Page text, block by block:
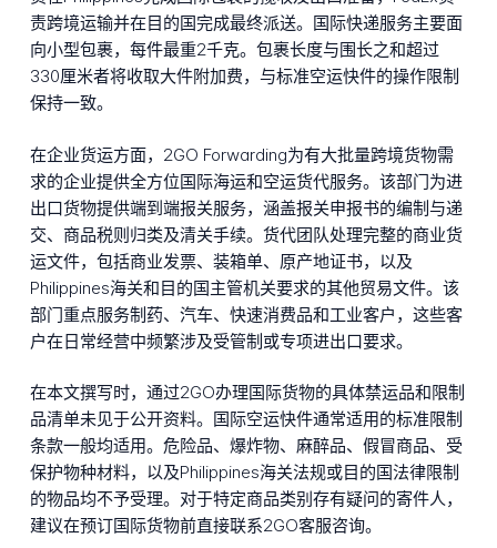
责跨境运输并在目的国完成最终派送。国际快递服务主要面
向小型包裹，每件最重2千克。包裹长度与围长之和超过
330厘米者将收取大件附加费，与标准空运快件的操作限制
保持一致。
在企业货运方面，2GO Forwarding为有大批量跨境货物需
求的企业提供全方位国际海运和空运货代服务。该部门为进
出口货物提供端到端报关服务，涵盖报关申报书的编制与递
交、商品税则归类及清关手续。货代团队处理完整的商业货
运文件，包括商业发票、装箱单、原产地证书，以及
Philippines海关和目的国主管机关要求的其他贸易文件。该
部门重点服务制药、汽车、快速消费品和工业客户，这些客
户在日常经营中频繁涉及受管制或专项进出口要求。
在本文撰写时，通过2GO办理国际货物的具体禁运品和限制
品清单未见于公开资料。国际空运快件通常适用的标准限制
条款一般均适用。危险品、爆炸物、麻醉品、假冒商品、受
保护物种材料，以及Philippines海关法规或目的国法律限制
的物品均不予受理。对于特定商品类别存有疑问的寄件人，
建议在预订国际货物前直接联系2GO客服咨询。